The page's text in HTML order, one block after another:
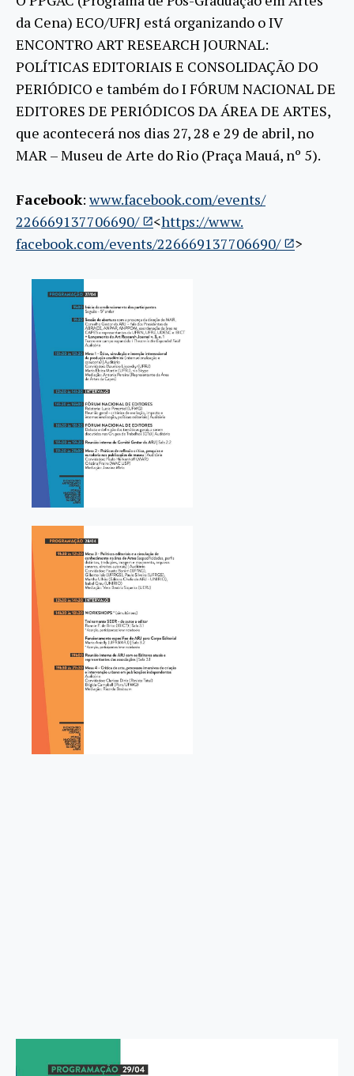
da Cena) ECO/UFRJ está organizando o IV
ENCONTRO ART RESEARCH JOURNAL:
POLÍTICAS EDITORIAIS E CONSOLIDAÇÃO DO
PERIÓDICO e também do I FÓRUM NACIONAL DE
EDITORES DE PERIÓDICOS DA ÁREA DE ARTES,
que acontecerá nos dias 27, 28 e 29 de abril, no
MAR – Museu de Arte do Rio (Praça Mauá, nº 5).
Facebook:www.facebook.com/events/
226669137706690/
<https://www.
facebook.com/events/226669137706690/ >